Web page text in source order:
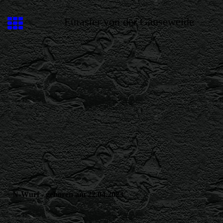
Eurasier von der Gänseweide
N-Wurf - geboren am 22.04.2023